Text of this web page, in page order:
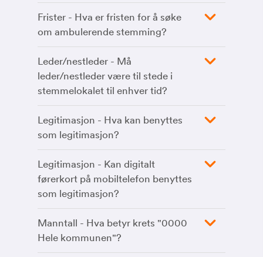
Frister - Hva er fristen for å søke
om ambulerende stemming?
Leder/nestleder - Må
leder/nestleder være til stede i
stemmelokalet til enhver tid?
Legitimasjon - Hva kan benyttes
som legitimasjon?
Legitimasjon - Kan digitalt
førerkort på mobiltelefon benyttes
som legitimasjon?
Manntall - Hva betyr krets "0000
Hele kommunen"?